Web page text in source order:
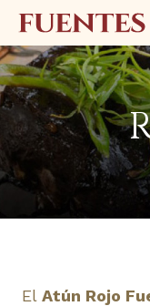
El Atún Rojo